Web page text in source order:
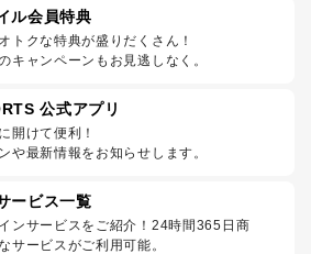
ル会員特典
トクな特典が盛りだくさん！
キャンペーンもお見逃しなく。
公式アプリ
開けて便利！
や最新情報をお知らせします。
ービス一覧
ンサービスをご紹介！24時間365日商
サービスがご利用可能。